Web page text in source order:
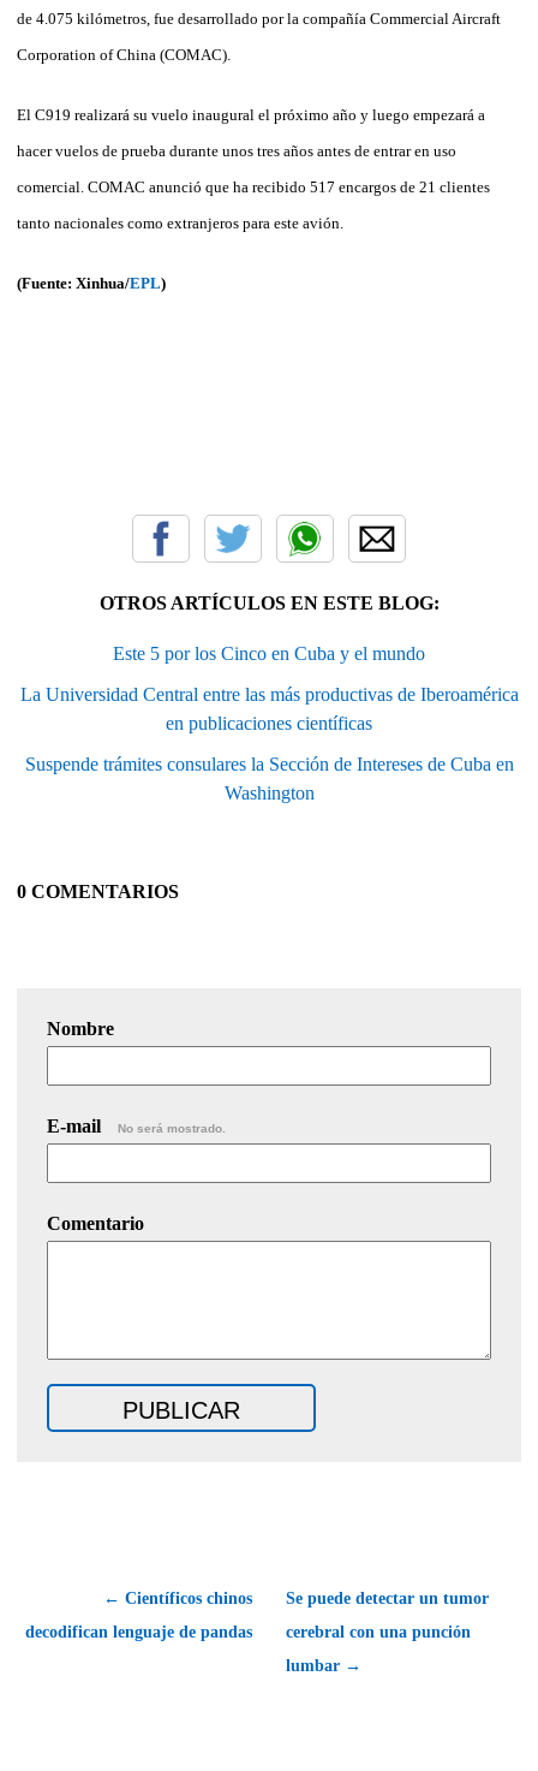
de 4.075 kilómetros, fue desarrollado por la compañía Commercial Aircraft
Corporation of China (COMAC).
El C919 realizará su vuelo inaugural el próximo año y luego empezará a
hacer vuelos de prueba durante unos tres años antes de entrar en uso
comercial. COMAC anunció que ha recibido 517 encargos de 21 clientes
tanto nacionales como extranjeros para este avión.
(Fuente: Xinhua/EPL)
OTROS ARTÍCULOS EN ESTE BLOG:
Este 5 por los Cinco en Cuba y el mundo
La Universidad Central entre las más productivas de Iberoamérica
en publicaciones científicas
Suspende trámites consulares la Sección de Intereses de Cuba en
Washington
0 COMENTARIOS
Nombre
E-mail No será mostrado.
Comentario
← Científicos chinos
decodifican lenguaje de pandas
Se puede detectar un tumor
cerebral con una punción
lumbar →